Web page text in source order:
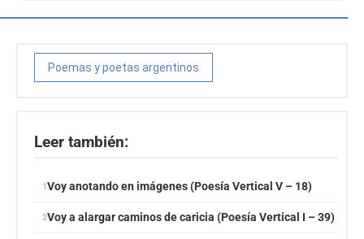
Poemas y poetas argentinos
Leer también:
Voy anotando en imágenes (Poesía Vertical V – 18)
Voy a alargar caminos de caricia (Poesía Vertical I – 39)